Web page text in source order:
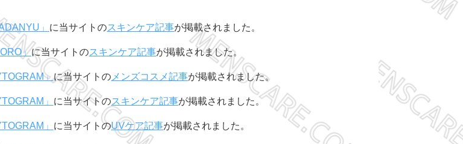
」 に当サイトのスキンケア記事が掲載されました。
」に当サイトのスキンケア記事が掲載されました。
」に当サイトの メンズコスメ記事が掲載されました。
」 に当サイトのスキンケア記事が掲載されました。
」 に当サイトのUVケア記事が掲載されました。